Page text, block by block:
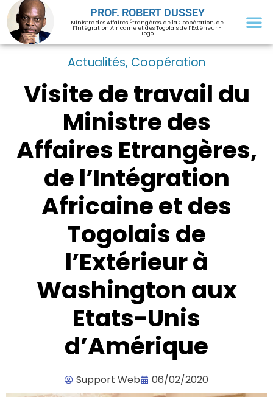
PROF. ROBERT DUSSEY
Ministre des Affaires Étrangères, de la Coopération, de
l’Intégration Africaine et des Togolais de l’Extérieur -
Togo
Actualités, Coopération
Visite de travail du
Ministre des
Affaires Etrangères,
de l’Intégration
Africaine et des
Togolais de
l’Extérieur à
Washington aux
Etats-Unis
d’Amérique
Support Web 06/02/2020